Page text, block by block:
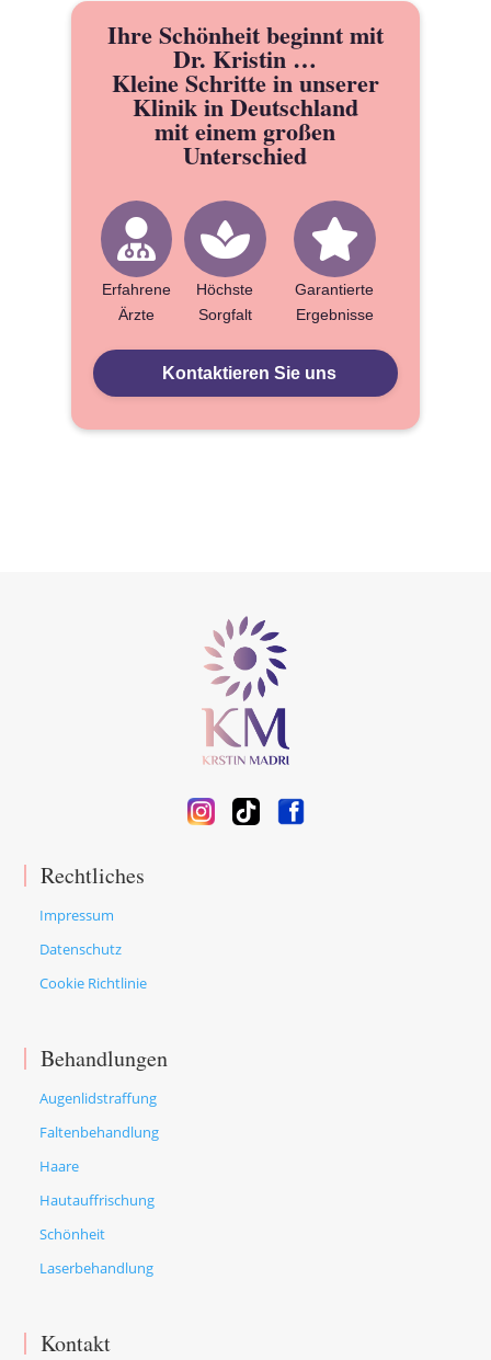
Ihre Schönheit beginnt mit
Dr. Kristin …
Kleine Schritte in unserer
Klinik in Deutschland
mit einem großen
Unterschied
Erfahrene
Ärzte
Höchste
Sorgfalt
Garantierte
Ergebnisse
Kontaktieren Sie uns
Rechtliches
Impressum
Datenschutz
Cookie Richtlinie
Behandlungen
Augenlidstraffung
Faltenbehandlung
Haare
Hautauffrischung
Schönheit
Laserbehandlung
Kontakt